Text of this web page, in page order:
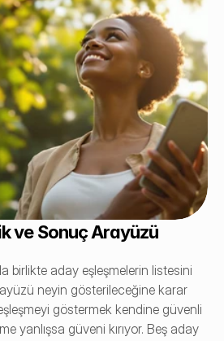
ve Sonuç Arayüzü
birlikte aday eşleşmelerin listesini
neyin gösterileceğine karar
göstermek kendine güvenli
yanlışsa güveni kırıyor. Beş aday